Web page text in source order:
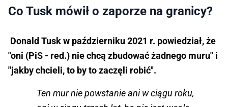
Co Tusk mówił o zaporze na granicy?
Donald Tusk w październiku 2021 r. powiedział, że
"oni (PiS - red.) nie chcą zbudować żadnego muru" i
"jakby chcieli, to by to zaczęli robić".
Ten mur nie powstanie ani w ciągu roku,